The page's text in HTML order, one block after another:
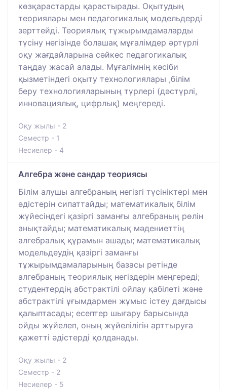
көзқарастарды қарастырады. Оқытудың
теориялары мен педагогикалық модельдерді
зерттейді. Теориялық тұжырымдамаларды
түсіну негізінде болашақ мұғалімдер әртүрлі
оқу жағдайларына сәйкес педагогикалық
таңдау жасай алады. Мұғалімнің кәсіби
қызметіндегі оқыту технологиялары ,білім
беру технологияларының түрлері (дәстүрлі,
инновациялық, цифрлық) меңгереді.
Оқу жылы - 2
Семестр - 1
Несиелер - 4
Алгебра және сандар теориясы
Білім алушы алгебраның негізгі түсініктері мен
әдістерін сипаттайды; математикалық білім
жүйесіндегі қазіргі заманғы алгебраның рөлін
анықтайды; математикалық мәдениеттің
алгебралық құрамын ашады; математикалық
модельдеудің қазіргі заманғы
тұжырымдамаларының базасы ретінде
алгебраның теориялық негіздерін меңгереді;
студентердің абстрактілі ойлау қабілеті және
абстрактілі ұғымдармен жұмыс істеу дағдысы
қалыптасады; есептер шығару барысында
ойды жүйелеп, оның жүйелілігін арттыруға
қажетті әдістерді қолданады.
Оқу жылы - 2
Семестр - 2
Несиелер - 5